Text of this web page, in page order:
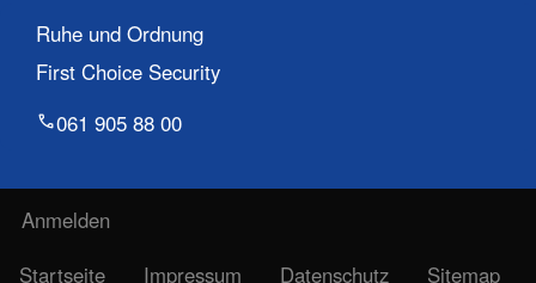
Ruhe und Ordnung
First Choice Security
061 905 88 00
Benutzermenü
Anmelden
Fußzeile
Startseite Impressum Datenschutz Sitemap